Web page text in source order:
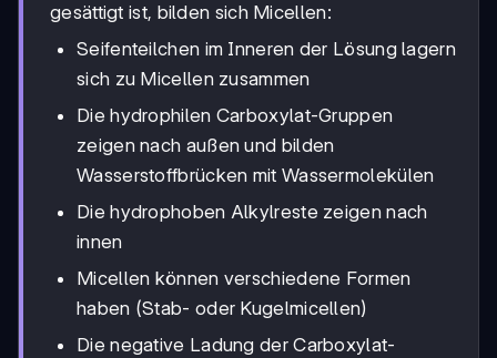
gesättigt ist, bilden sich Micellen:
Seifenteilchen im Inneren der Lösung lagern
sich zu Micellen zusammen
Die hydrophilen Carboxylat-Gruppen
zeigen nach außen und bilden
Wasserstoffbrücken mit Wassermolekülen
Die hydrophoben Alkylreste zeigen nach
innen
Micellen können verschiedene Formen
haben (Stab- oder Kugelmicellen)
Die negative Ladung der Carboxylat-